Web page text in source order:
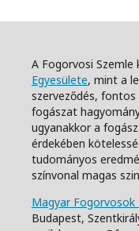
A Fogorvosi Szemle
Egyesülete, mint a
szerveződés,
fogászat
ugyanakkor a
érdekében
tudományos
színvonal magas
Magyar Fogorvosok
Budapest,